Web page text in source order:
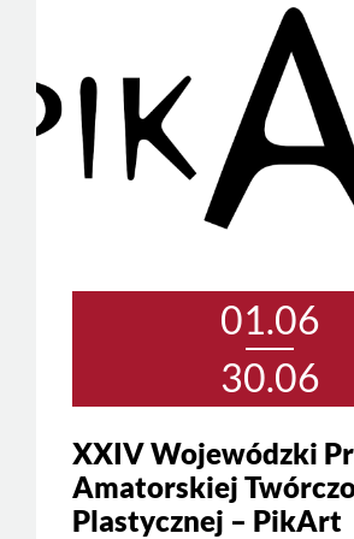
01.06
30.06
XXIV Wojewódzki
Amatorskiej
Plastycznej – PikArt